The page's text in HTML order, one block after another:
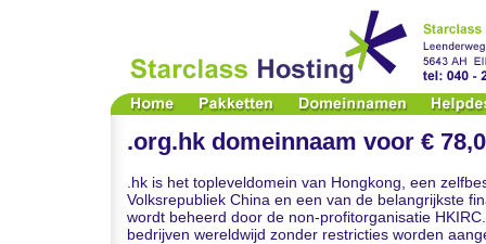
.org.hk domeinnaam voor €
.hk is het topleveldomein van Hongkong, een
Volksrepubliek China en een van de belangrijkste
wordt beheerd door de non-profitorganisatie
bedrijven wereldwijd zonder restricties worden